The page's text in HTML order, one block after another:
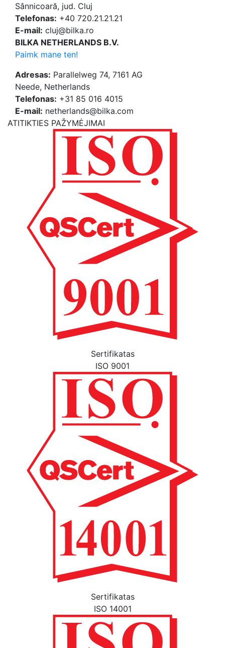
Sânnicoară, jud. Cluj
Telefonas: +40 720.21.21.21
E-mail: cluj@bilka.ro
BILKA NETHERLANDS B.V.
Paimk mane ten!
Adresas: Parallelweg 74, 7161 AG
Neede, Netherlands
Telefonas: +31 85 016 4015
E-mail: netherlands@bilka.com
ATITIKTIES PAŽYMĖJIMAI
Sertifikatas
ISO 9001
Sertifikatas
ISO 14001